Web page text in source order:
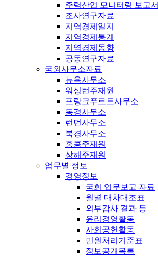
주력산업 모니터링 보고서
조사연구자료
지역경제일지
지역경제통계
지역경제동향
공동연구자료
국외사무소자료
뉴욕사무소
워싱턴주재원
프랑크푸르트사무소
동경사무소
런던사무소
북경사무소
홍콩주재원
상해주재원
업무별 정보
경영정보
국회 업무보고 자료
월별 대차대조표
외부감사 결과 등
윤리경영활동
사회공헌활동
민원처리기준표
정보공개목록